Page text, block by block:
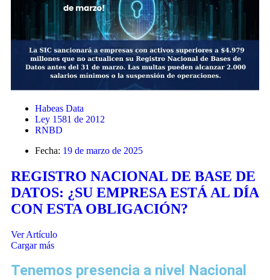
Habeas Data
Ley 1581 de 2012
RNBD
Fecha: 19 de marzo de 2025
REGISTRO NACIONAL DE BASE DE
DATOS: ¿SU EMPRESA ESTÁ AL DÍA
CON ESTA OBLIGACIÓN?
Ver Artículo
Cargar más
Tenemos presencia a nivel Nacional